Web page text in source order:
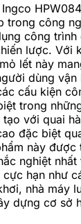
trong công
công
lược. Với
lết này
dùng vận
cấu kiện
trong
với quai
đặc biệt
này
nghiệt
hạn như
nhà máy
dựng cơ sở